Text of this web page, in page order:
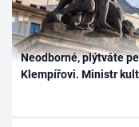
Neodborné, plýtváte
Klempířovi. Ministr